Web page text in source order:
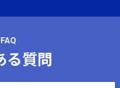
FAQ
る質問